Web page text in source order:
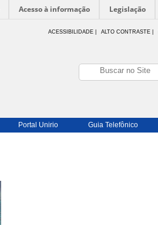
Acesso à informação Legislação
ACESSIBILIDADE ALTO CONTRASTE |
Portal Unirio Guia Telefônico